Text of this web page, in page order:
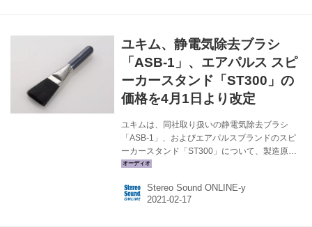
モジュラー構造から成り立っているという構造
的特徴を活かし、耳に装着する側のハウジング
部分のみをカスタムフィット化する製品として
発売される...
ユキム、静電気除去ブラシ
「ASB-1」、エアパルス スピ
ーカースタンド「ST300」の
価格を4月1日より改定
ユキムは、同社取り扱いの静電気除去ブラシ
「ASB-1」、およびエアパルスブランドのスピ
ーカースタンド「ST300」について、製造原価
や流通、物流コストの高騰を受け、4月1日より
電気除去ブラシ「ASB-1」 新価格￥10,800（税
別） エアパルス 「A300 Pro」専用スピーカー
Stereo Sound ONLINE-y